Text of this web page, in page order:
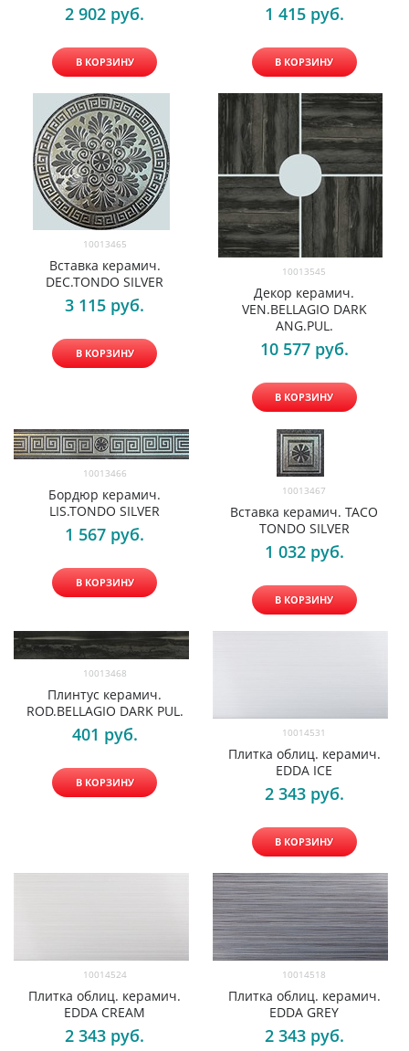
2 902 руб.
В КОРЗИНУ
1 415 руб.
В КОРЗИНУ
10013465
Вставка керамич.
DEC.TONDO SILVER
3 115 руб.
В КОРЗИНУ
10013545
Декор керамич.
VEN.BELLAGIO DARK
ANG.PUL.
10 577 руб.
В КОРЗИНУ
10013466
Бордюр керамич.
LIS.TONDO SILVER
1 567 руб.
В КОРЗИНУ
10013467
Вставка керамич. TACO
TONDO SILVER
1 032 руб.
В КОРЗИНУ
10013468
Плинтус керамич.
ROD.BELLAGIO DARK PUL.
401 руб.
В КОРЗИНУ
10014531
Плитка облиц. керамич.
EDDA ICE
2 343 руб.
В КОРЗИНУ
10014524
Плитка облиц. керамич.
EDDA CREAM
2 343 руб.
10014518
Плитка облиц. керамич.
EDDA GREY
2 343 руб.